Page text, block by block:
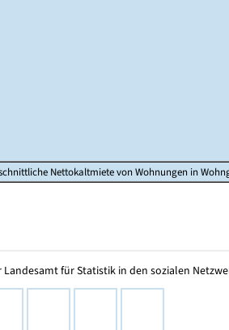
Nettokaltmiete von Wohnungen in
Landesamt für Statistik in den sozialen